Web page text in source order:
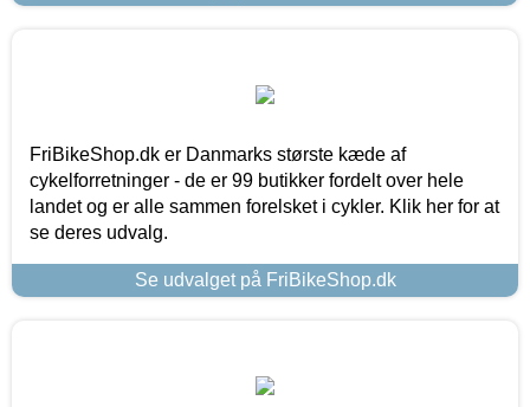
FriBikeShop.dk er Danmarks største kæde af
cykelforretninger - de er 99 butikker fordelt over hele
landet og er alle sammen forelsket i cykler. Klik her for at
se deres udvalg.
Se udvalget på FriBikeShop.dk